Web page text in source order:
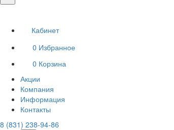
Кабинет
0 Избранное
0 Корзина
Акции
Компания
Информация
Контакты
8 (831) 238-94-86